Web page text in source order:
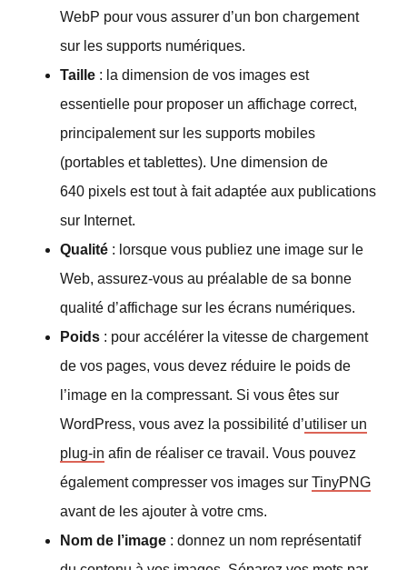
WebP pour vous assurer d’un bon chargement
sur les supports numériques.
Taille : la dimension de vos images est
essentielle pour proposer un affichage correct,
principalement sur les supports mobiles
(portables et tablettes). Une dimension de
640 pixels est tout à fait adaptée aux publications
sur Internet.
Qualité : lorsque vous publiez une image sur le
Web, assurez-vous au préalable de sa bonne
qualité d’affichage sur les écrans numériques.
Poids : pour accélérer la vitesse de chargement
de vos pages, vous devez réduire le poids de
l’image en la compressant. Si vous êtes sur
WordPress, vous avez la possibilité d’utiliser un
plug-in afin de réaliser ce travail. Vous pouvez
également compresser vos images sur TinyPNG
avant de les ajouter à votre cms.
Nom de l’image : donnez un nom représentatif